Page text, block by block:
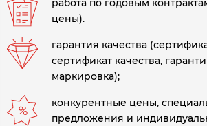
работа по годовым
цены).
гарантия качества
сертификат качества,
маркировка);
конкурентные цены,
предложения и